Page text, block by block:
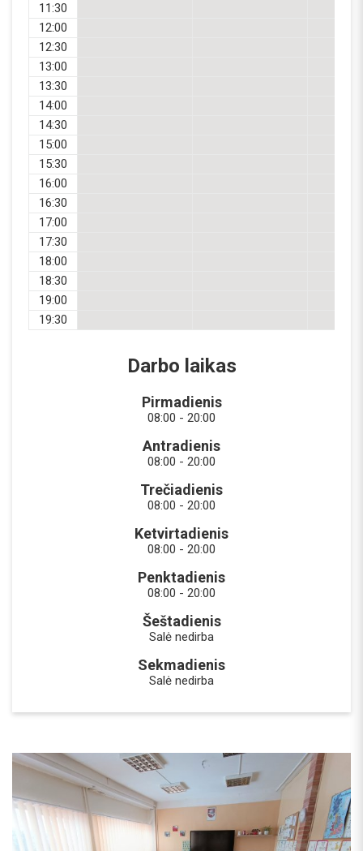
11:30
12:00
12:30
13:00
13:30
14:00
14:30
15:00
15:30
16:00
16:30
17:00
17:30
18:00
18:30
19:00
19:30
Darbo laikas
Pirmadienis
08:00 - 20:00
Antradienis
08:00 - 20:00
Trečiadienis
08:00 - 20:00
Ketvirtadienis
08:00 - 20:00
Penktadienis
08:00 - 20:00
Šeštadienis
Salė nedirba
Sekmadienis
Salė nedirba